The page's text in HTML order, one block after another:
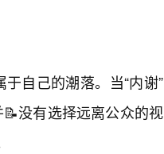
自己的潮落。当“内谢”
没有选择远离公众的视